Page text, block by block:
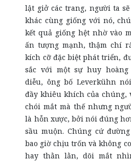
lật giở các trang, người ta
khác cùng giống với nó,
kết quả giống hệt nhờ vào
ấn tượng mạnh, thậm chí
kích cỡ đặc biệt phát triển,
sắc với một sự huy hoàng
diễu, ông bố Leverkühn
đầy khiêu khích của chúng,
chói mắt mà thế nhưng
là hỗn xược, bởi nói đúng
sầu muộn. Chúng cứ
bao giờ chịu trốn và không
hay thằn lằn, dõi mắt